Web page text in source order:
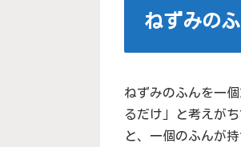
ねずみの
ねずみのふんを一
るだけ」と考えがち
と、一個のふんが